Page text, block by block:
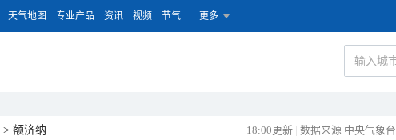
天气地图 专业产品 资讯 视频 节气 更多
> 额济纳 18:00更新 | 数据来源 中央气象台